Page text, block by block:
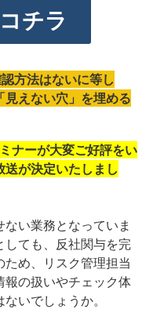
チラ
方法はないに等し
えない穴」を埋める
ナーが大変ご好評をい
が決定いたしまし
い業務となっていま
ても、反社関与を完
め、リスク管理担当
の扱いやチェック体
いでしょうか。